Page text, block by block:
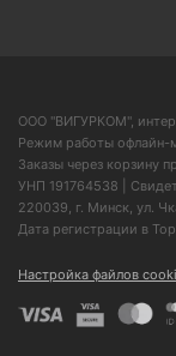
ООО "ВИГУРКОМ",
Режим работы офлайн-
Заказы через корзину
УНП 191764538 |
220039, г. Минск, ул.
Дата регистрации в
Настройка файлов